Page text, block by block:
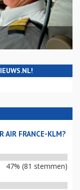
AIR FRANCE-KLM?
47% (81 stemmen)